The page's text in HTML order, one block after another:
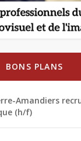
BONS PLANS
Amandiers
(h/f)